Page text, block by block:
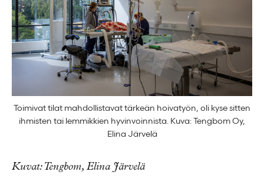
Toimivat tilat mahdollistavat tärkeän hoivatyön, oli kyse sitten
ihmisten tai lemmikkien hyvinvoinnista. Kuva: Tengbom Oy,
Elina Järvelä
Kuvat: Tengbom, Elina Järvelä